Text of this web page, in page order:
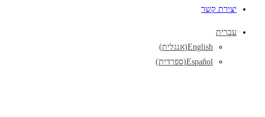
יצירת קשר
עברית
English
(אנגלית)
Español
(ספרדית)